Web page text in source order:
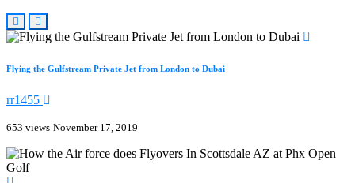
Flying the Gulfstream Private Jet from London to Dubai
rr1455
653 views November 17, 2019